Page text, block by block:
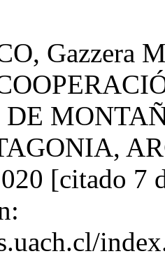
Gazzera
[citado 7